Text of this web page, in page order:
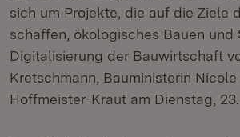
sich um Projekte, die auf die Ziele
schaffen, ökologisches Bauen und
Digitalisierung der Bauwirtschaft
Kretschmann, Bauministerin
Hoffmeister-Kraut am Dienstag,